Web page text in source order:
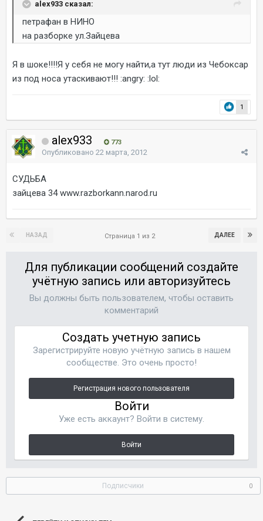
alex933 сказал:
петрафан в НИНО
на разборке ул.Зайцева
Я в шоке!!!!Я у себя не могу найти,а тут люди из Чебоксар
из под носа утаскивают!!! :angry: :lol:
1
alex933 773
Опубликовано 22 марта, 2012
СУДЬБА
зайцева 34 www.razborkann.narod.ru
НАЗАД ДАЛЕЕ
Страница 1 из 2
Для публикации сообщений создайте
учётную запись или авторизуйтесь
Вы должны быть пользователем, чтобы оставить
комментарий
Создать учетную запись
Зарегистрируйте новую учётную запись в нашем
сообществе. Это очень просто!
Регистрация нового пользователя
Войти
Уже есть аккаунт? Войти в систему.
Войти
Подписчики 0